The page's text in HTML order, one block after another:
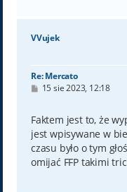
VVujek
Re: Mercato
P
t
15 sie 2023, 12:18
Faktem jest to, że
jest wpisywane w
czasu było o tym
omijać FFP takimi